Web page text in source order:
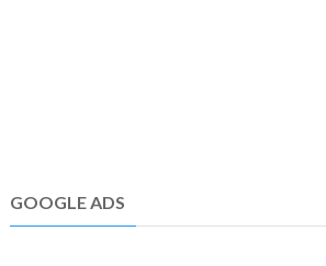
GOOGLE ADS